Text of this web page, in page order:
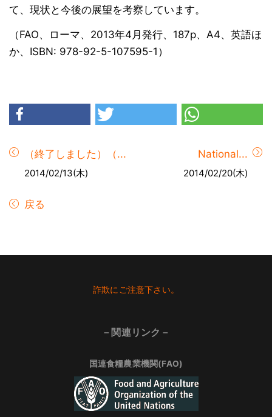
て、現状と今後の展望を考察しています。
（FAO、ローマ、2013年4月発行、187p、A4、英語ほ
か、ISBN: 978-92-5-107595-1）
（終了しました）（...
2014/02/13(木)
National...
2014/02/20(木)
戻る
詐欺にご注意下さい。
－関連リンク－
国連食糧農業機関(FAO)